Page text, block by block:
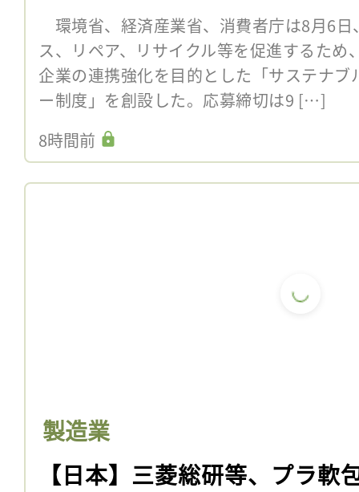
環境省、経済産業省、消費者庁は8月6
ス、リペア、リサイクル等を促進するため
企業の連携強化を目的とした「サステナ
ー制度」を創設した。応募締切は9 […]
8時間前
製造業
【日本】三菱総研等、プラ軟